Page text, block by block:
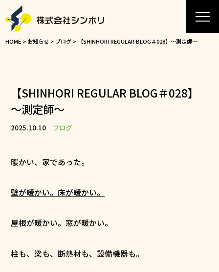
HOME > お知らせ > ブログ > 【SHINHORI REGULAR BLOG＃028】～測定師～
【SHINHORI REGULAR BLOG＃028】
～測定師～
2025.10.10 ブログ
暖かい、家であった。
壁が暖かい。床が暖かい。
屋根が暖かい。窓が暖かい。
柱も、梁も、断熱材も、設備機器も――。